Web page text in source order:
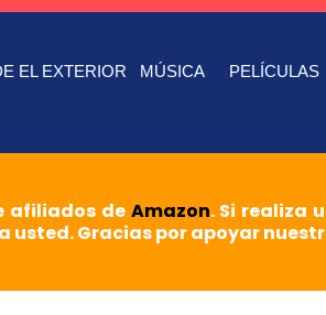
EL EXTERIOR MÚSICA PELÍCULAS
afiliados de Amazon. Si realiza
usted. Gracias por apoyar